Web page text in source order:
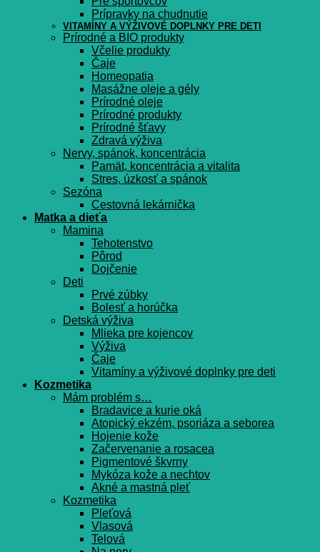
Prípravky na chudnutie
VITAMÍNY A VÝŽIVOVÉ DOPLNKY PRE DETI
Prírodné a BIO produkty
Včelie produkty
Čaje
Homeopatia
Masážne oleje a gély
Prírodné oleje
Prírodné produkty
Prírodné šťavy
Zdravá výživa
Nervy, spánok, koncentrácia
Pamät, koncentrácia a vitalita
Stres, úzkosť a spánok
Sezóna
Cestovná lekárnička
Matka a dieťa
Mamina
Tehotenstvo
Pôrod
Dojčenie
Deti
Prvé zúbky
Bolesť a horúčka
Detská výživa
Mlieka pre kojencov
Výživa
Čaje
Vitamíny a výživové doplnky pre deti
Kozmetika
Mám problém s…
Bradavice a kurie oká
Atopický ekzém, psoriáza a seborea
Hojenie kože
Začervenanie a rosacea
Pigmentové škvrny
Mykóza kože a nechtov
Akné a mastná pleť
Kozmetika
Pleťová
Vlasová
Telová